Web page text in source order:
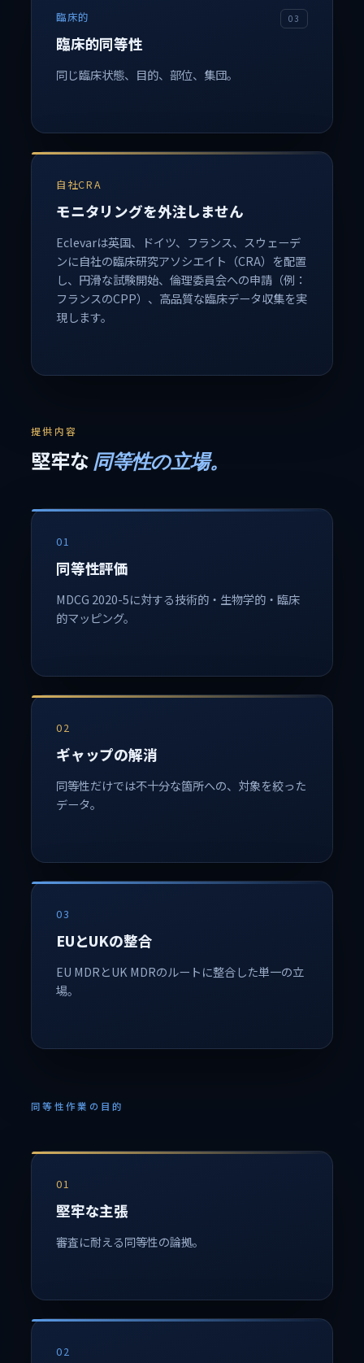
03
臨床的
臨床的同等性
同じ臨床状態、目的、部位、集団。
自社CRA
モニタリングを外注しません
Eclevarは英国、ドイツ、フランス、スウェーデ
ンに自社の臨床研究アソシエイト（CRA）を配置
し、円滑な試験開始、倫理委員会への申請（例：
フランスのCPP）、高品質な臨床データ収集を実
現します。
提供内容
堅牢な 同等性の立場。
01
同等性評価
MDCG 2020-5に対する技術的・生物学的・臨床
的マッピング。
02
ギャップの解消
同等性だけでは不十分な箇所への、対象を絞った
データ。
03
EUとUKの整合
EU MDRとUK MDRのルートに整合した単一の立
場。
同等性作業の目的
01
堅牢な主張
審査に耐える同等性の論拠。
02